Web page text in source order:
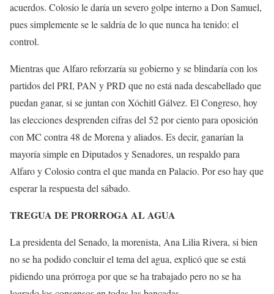
acuerdos. Colosio le daría un severo golpe interno a Don Samuel,
pues simplemente se le saldría de lo que nunca ha tenido: el
control.
Mientras que Alfaro reforzaría su gobierno y se blindaría con los
partidos del PRI, PAN y PRD que no está nada descabellado que
puedan ganar, si se juntan con Xóchitl Gálvez. El Congreso, hoy
las elecciones desprenden cifras del 52 por ciento para oposición
con MC contra 48 de Morena y aliados. Es decir, ganarían la
mayoría simple en Diputados y Senadores, un respaldo para
Alfaro y Colosio contra el que manda en Palacio. Por eso hay que
esperar la respuesta del sábado.
TREGUA DE PRORROGA AL AGUA
La presidenta del Senado, la morenista, Ana Lilia Rivera, si bien
no se ha podido concluir el tema del agua, explicó que se está
pidiendo una prórroga por que se ha trabajado pero no se ha